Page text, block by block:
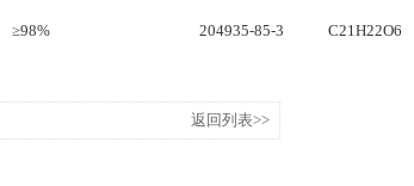
≥98% 204935-85-3 C21H22O6
返回列表>>